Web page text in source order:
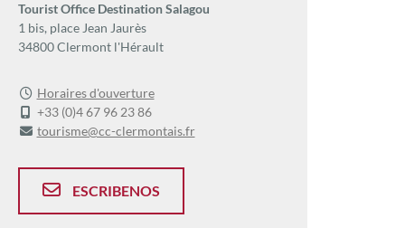
Tourist Office Destination Salagou
1 bis, place Jean Jaurès
34800 Clermont l'Hérault
Horaires d'ouverture
+33 (0)4 67 96 23 86
tourisme@cc-clermontais.fr
ESCRIBENOS